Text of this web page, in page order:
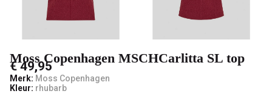
Moss Copenhagen MSCHCarlitta SL top
€ 49,95
Merk: Moss Copenhagen
Kleur: rhubarb